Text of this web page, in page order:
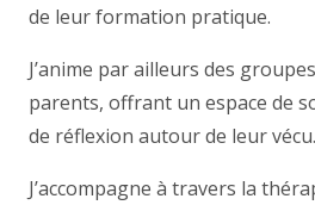
de leur formation pratique.
J’anime par ailleurs des
parents, offrant un espace de
de réflexion autour de leur vécu.
J’accompagne à travers la